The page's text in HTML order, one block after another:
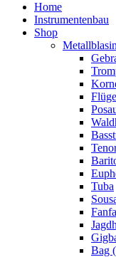
Home
Instrumentenbau
Shop
Tuba
Bag